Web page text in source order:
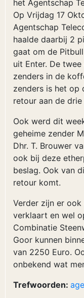
het Agentschap
Op Vrijdag 17
Agentschap
haalde daarbij 2
gaat om de
uit Enter. De
zenders in de
zenders is het op
retour aan de
Ook werd dit
geheime zender
Dhr. T. Brouwer
ook bij deze
beslag. Ook van
retour komt.
Verder zijn er
verklaart en wel
Combinatie
Goor kunnen
van 2250 Euro.
onbekend wat
Trefwoorden: